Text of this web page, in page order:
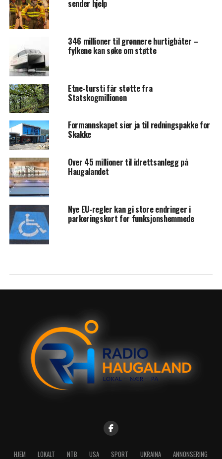
sender hjelp
346 millioner til grønnere hurtigbåter –
fylkene kan søke om støtte
Etne-tursti får støtte fra
Statskogmillionen
Formannskapet sier ja til redningspakke for
Skakke
Over 45 millioner til idrettsanlegg på
Haugalandet
Nye EU-regler kan gi store endringer i
parkeringskort for funksjonshemmede
HJEM LOKALT NTB USA SPORT UKRAINA ANNONSERING